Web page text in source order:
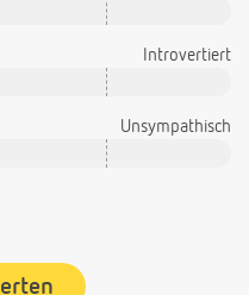
Introvertiert
Unsympathisch